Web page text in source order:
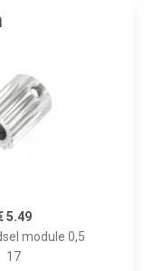
5.49
module 0,5
17